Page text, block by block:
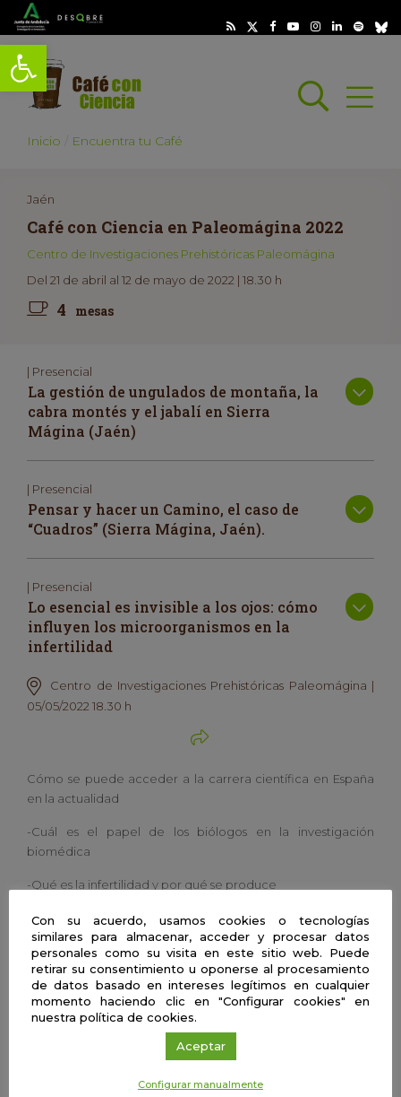
Abrir barra de herramientas
Abrir
Inicio Encuentra tu Café
Jaén
Café con Ciencia en Paleomágina 2022
Centro de Investigaciones Prehistóricas Paleomágina
Del 21 de abril al 12 de mayo de 2022 | 18.30 h
4 mesas
| Presencial
La gestión de ungulados de montaña, la
cabra montés y el jabalí en Sierra
Mágina (Jaén)
| Presencial
Pensar y hacer un Camino, el caso de
“Cuadros” (Sierra Mágina, Jaén).
| Presencial
Lo esencial es invisible a los ojos: cómo
influyen los microorganismos en la
infertilidad
Centro de Investigaciones Prehistóricas Paleomágina |
05/05/2022 18.30 h
Cómo se puede acceder a la carrera científica en España
en la actualidad
-Cuál es el papel de los biólogos en la investigación
biomédica
-Qué es la infertilidad y por qué se produce
-Cómo afecta nuestra flora microbiana (conjunto de
microorganismos) a nuestros genes
Eva Vargas Liébanas
Universidad de Granada
Con su acuerdo, usamos cookies o tecnologías
similares para almacenar, acceder y procesar datos
personales como su visita en este sitio web. Puede
retirar su consentimiento u oponerse al procesamiento
de datos basado en intereses legítimos en cualquier
momento haciendo clic en "Configurar cookies" en
nuestra política de cookies.
Aceptar
Configurar manualmente